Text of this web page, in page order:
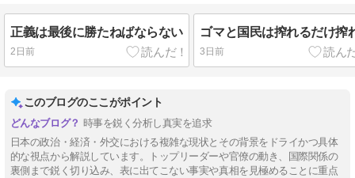
正義は最後に勝たねばならない
2日前
ゴマと国民は搾れるだけ搾
3日前
このブログのここがポイント
時事を鋭く分析し真実を追求
日本の政治・経済・外交における複雑な現状とその背景をドライかつ具体
的な視点から解説しています。トップリーダーや官僚の動き、国際関係の
裏側まで鋭く切り込み、表に出てこない事実や真相を見極めることに重点